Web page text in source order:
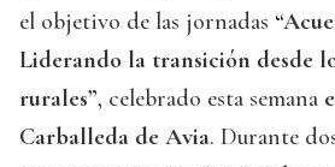
el objetivo de las jornadas
Liderando la transición desde
rurales”, celebrado esta semana
Carballeda de Avia. Durante